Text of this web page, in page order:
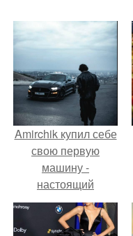
Amirchik купил себе
свою первую
машину -
настоящий
автомобиль мечты
для многих